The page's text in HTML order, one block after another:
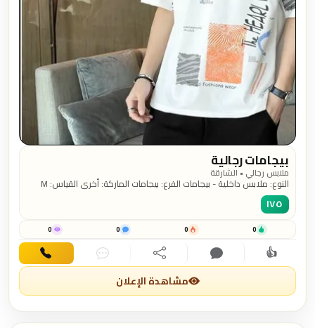
بيجامات رجالية
ملابس رجالي • الشارقة
النوع: ملابس داخلية - بيجامات الفرع: بيجامات الماركة: أخرى القياس: M
اللون: أخرى الحالة: جديد السعر: 175درهم
١٧٥
0
0
0
0
👍اهتمام تعليق مشاركة دردشة اتصال
مشاهدة الإعلان